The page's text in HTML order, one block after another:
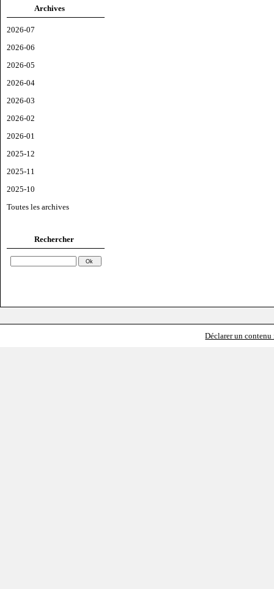
Archives
2026-07
2026-06
2026-05
2026-04
2026-03
2026-02
2026-01
2025-12
2025-11
2025-10
Toutes les archives
Rechercher
Déclarer un